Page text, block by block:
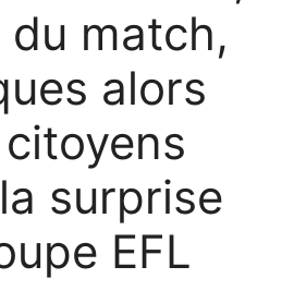
du match,
alors
surprise
EFL